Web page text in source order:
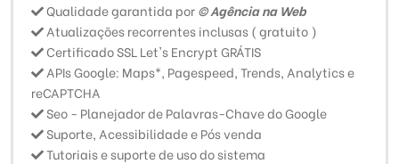
Qualidade garantida por© Agência na Web
Atualizações recorrentes inclusas ( gratuito )
Certificado SSL Let's Encrypt GRÁTIS
APIs Google: Maps*, Pagespeed, Trends, Analytics e
reCAPTCHA
Seo - Planejador de Palavras-Chave do Google
Suporte, Acessibilidade e Pós venda
Tutoriais e suporte de uso do sistema